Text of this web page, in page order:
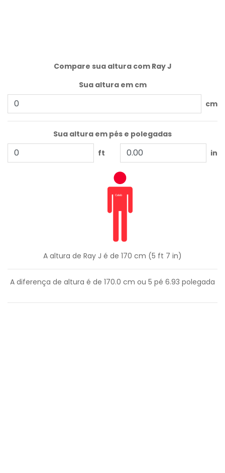
Compare sua altura com Ray J
Sua altura em cm
cm
Sua altura em pés e polegadas
ft
in
A altura de Ray J é de 170 cm (5 ft 7 in)
A diferença de altura é de 170.0 cm ou 5 pé 6.93 polegada